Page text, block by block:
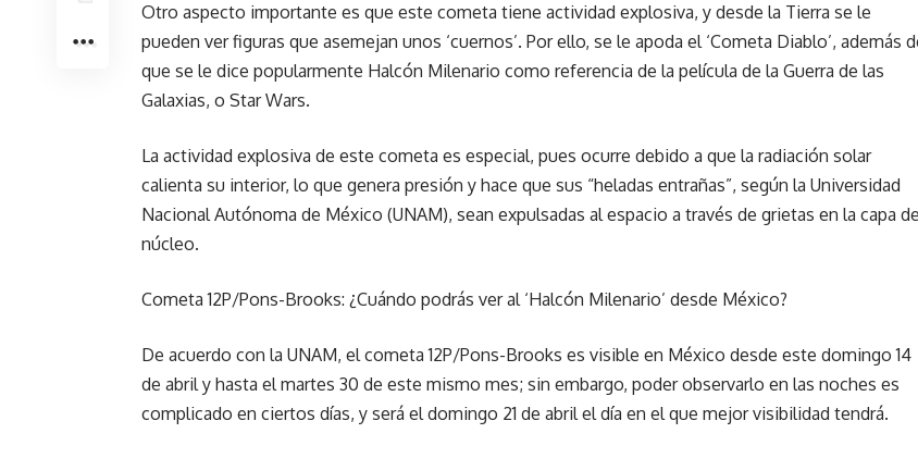
Otro aspecto importante es que este cometa tiene actividad explosiva, y desde la Tierra se le
pueden ver figuras que asemejan unos ‘cuernos’. Por ello, se le apoda el ‘Cometa Diablo’, además
que se le dice popularmente Halcón Milenario como referencia de la película de la Guerra de las
Galaxias, o Star Wars.
La actividad explosiva de este cometa es especial, pues ocurre debido a que la radiación solar
calienta su interior, lo que genera presión y hace que sus “heladas entrañas”, según la Universidad
Nacional Autónoma de México (UNAM), sean expulsadas al espacio a través de grietas en la capa
núcleo.
Cometa 12P/Pons-Brooks: ¿Cuándo podrás ver al ‘Halcón Milenario’ desde México?
De acuerdo con la UNAM, el cometa 12P/Pons-Brooks es visible en México desde este domingo 14
de abril y hasta el martes 30 de este mismo mes; sin embargo, poder observarlo en las noches es
complicado en ciertos días, y será el domingo 21 de abril el día en el que mejor visibilidad tendrá.